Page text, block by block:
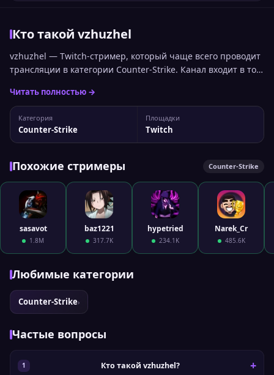
Кто такой vzhuzhel
vzhuzhel — Twitch-стример, который чаще всего проводит
трансляции в категории Counter-Strike. Канал входит в топ
аудитории и занимает 1931 место. Статистика канала
vzhuzhel На Twitch у стримера 8 043 подписчиков, а
максимальный пик трансляции достигал 970
одновременных зрителей. Вы можете сравнить...
Читать полностью →
Категория
Counter-Strike
Площадки
Twitch
Похожие стримеры Counter-Strike
sasavot
1.8M
baz1221
317.7K
hypetried
234.1K
Narek_Cr
485.6K
Любимые категории
Counter-Strike›
Частые вопросы
Кто такой vzhuzhel?